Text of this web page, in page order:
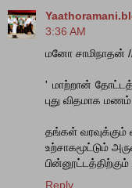
3:36 AM
மனோ சாமிநாதன்
' மாற்றான்
புது விதமாக மணம்
தங்கள் வரவுக்கும்
உற்சாகமூட்டும்
Reply